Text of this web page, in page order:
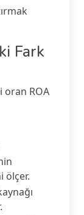
Fark
oran ROA
ölçer.